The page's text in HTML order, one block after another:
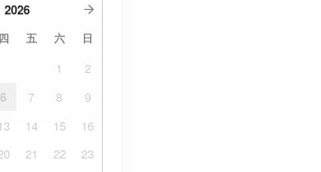
2026
四 五 六 日
1
2
6 7 8
9
13 14 15
16
21 22
23